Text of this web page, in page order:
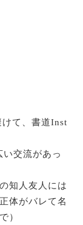
て、書道Inst
交流があっ
知人友人には
体がバレて名
）